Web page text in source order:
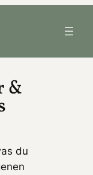
&
du